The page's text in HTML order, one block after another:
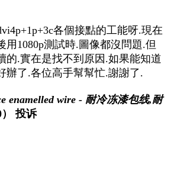
各個接點的工能呀.現在
用1080p測試時.圖像都沒問題.但
的.實在是找不到原因.如果能知道
辦了.各位高手幫幫忙.謝謝了.
enamelled wire - 耐冷冻漆包线,耐
投诉